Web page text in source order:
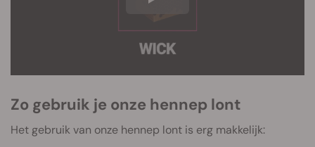
Zo gebruik je onze hennep lont
Het gebruik van onze hennep lont is erg makkelijk: